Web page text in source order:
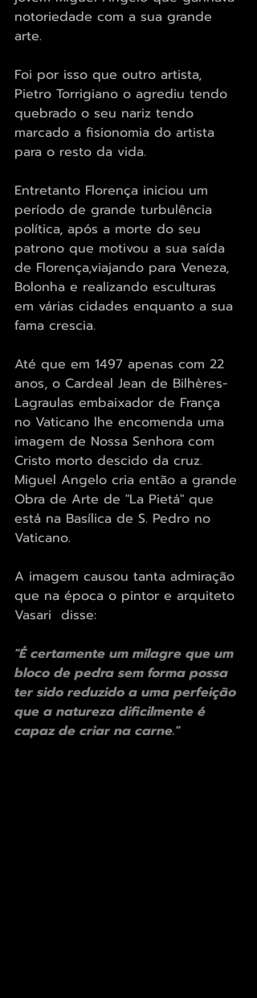
notoriedade com a sua grande
arte.
Foi por isso que outro artista,
Pietro Torrigiano o agrediu tendo
quebrado o seu nariz tendo
marcado a fisionomia do artista
para o resto da vida.
Entretanto Florença iniciou um
período de grande turbulência
política, após a morte do seu
patrono que motivou a sua saída
de Florença,viajando para Veneza,
Bolonha e realizando esculturas
em várias cidades enquanto a sua
fama crescia.
Até que em 1497 apenas com 22
anos, o Cardeal Jean de Bilhères-
Lagraulas embaixador de França
no Vaticano lhe encomenda uma
imagem de Nossa Senhora com
Cristo morto descido da cruz.
Miguel Angelo cria então a grande
Obra de Arte de "La Pietá" que
está na Basílica de S. Pedro no
Vaticano.
A imagem causou tanta admiração
que na época o pintor e arquiteto
Vasari  disse:
"É certamente um milagre que um
bloco de pedra sem forma possa
ter sido reduzido a uma perfeição
que a natureza dificilmente é
capaz de criar na carne."